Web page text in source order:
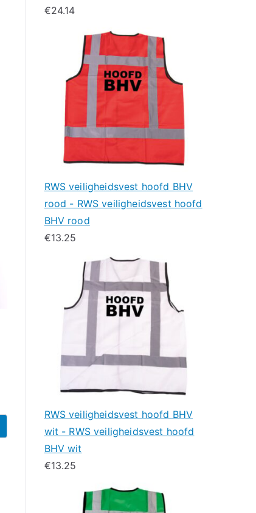
€24.14
RWS veiligheidsvest hoofd BHV
rood - RWS veiligheidsvest hoofd
BHV rood
€13.25
RWS veiligheidsvest hoofd BHV
wit - RWS veiligheidsvest hoofd
BHV wit
€13.25